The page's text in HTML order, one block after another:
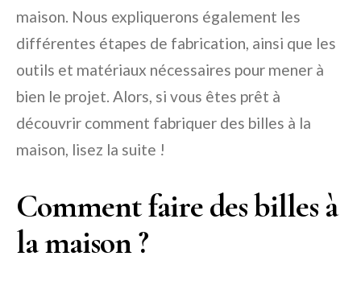
maison. Nous expliquerons également les
différentes étapes de fabrication, ainsi que les
outils et matériaux nécessaires pour mener à
bien le projet. Alors, si vous êtes prêt à
découvrir comment fabriquer des billes à la
maison, lisez la suite !
Comment faire des billes à
la maison ?